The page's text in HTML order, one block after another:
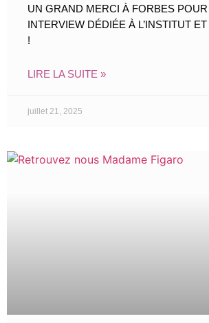
UN GRAND MERCI À FORBES
INTERVIEW DÉDIÉE À L’INSTITUT
!
LIRE LA SUITE »
juillet 21, 2025